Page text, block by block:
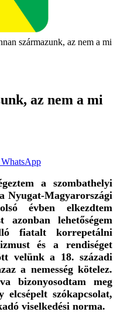
származunk, az nem a mi
az nem a mi
WhatsApp
a szombathelyi
Nyugat-Magyarországi
évben elkezdtem
azonban lehetőségem
fiatalt korrepetálni
és a rendiséget
velünk a 18. századi
a nemesség kötelez.
bizonyosodtam meg
szókapcsolat,
viselkedési norma.